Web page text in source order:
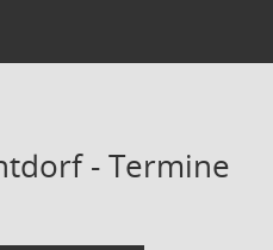
- Termine